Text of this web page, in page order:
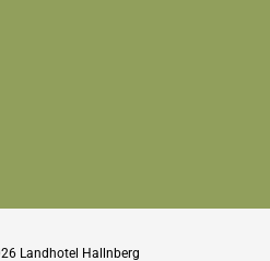
Landhotel Hallnberg